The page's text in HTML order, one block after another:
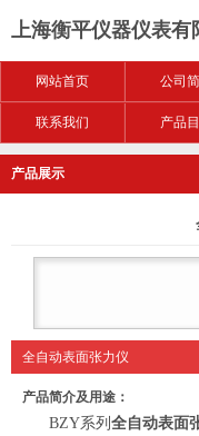
上海衡平仪器仪表有
网站首页 公司
联系我们 产品
产品展示
全自动表面张力仪
产品简介及用途：
BZY系列 全自动表面